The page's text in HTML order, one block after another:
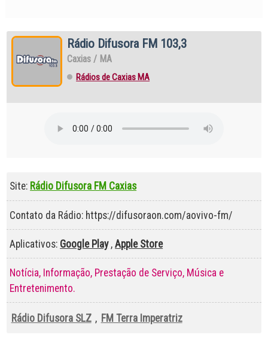
Rádio Difusora FM 103,3
Caxias / MA
Rádios de Caxias MA
Site: Rádio Difusora FM Caxias
Contato da Rádio: https://difusoraon.com/aovivo-fm/
Aplicativos: Google Play,Apple Store
Notícia, Informação, Prestação de Serviço, Música e
Entretenimento.
Rádio Difusora SLZ , FM Terra Imperatriz